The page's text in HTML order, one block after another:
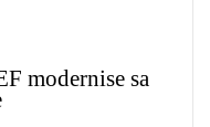
modernise sa